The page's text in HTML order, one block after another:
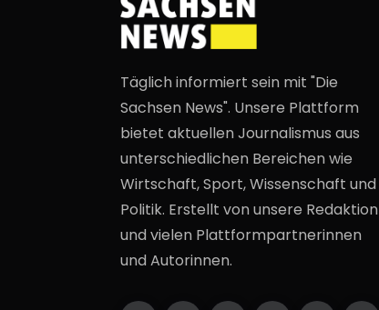
Täglich informiert sein mit "Die
Sachsen News". Unsere Plattform
bietet aktuellen Journalismus aus
unterschiedlichen Bereichen wie
Wirtschaft, Sport, Wissenschaft und
Politik. Erstellt von unsere Redaktion
und vielen Plattformpartnerinnen
und Autorinnen.